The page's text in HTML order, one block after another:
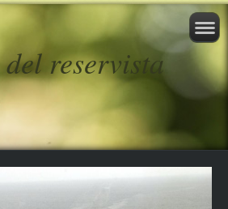
reservista